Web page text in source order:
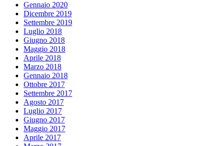
Gennaio 2020
Dicembre 2019
Settembre 2019
Luglio 2018
Giugno 2018
Maggio 2018
Aprile 2018
Marzo 2018
Gennaio 2018
Ottobre 2017
Settembre 2017
Agosto 2017
Luglio 2017
Giugno 2017
Maggio 2017
Aprile 2017